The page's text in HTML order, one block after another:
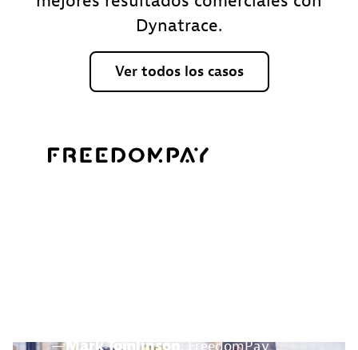
Dynatrace.
Ver todos los casos